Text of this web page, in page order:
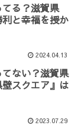
る？滋賀県
利と幸福を授か
2024.04.13
ない？滋賀県
スクエア』は
2023.07.29